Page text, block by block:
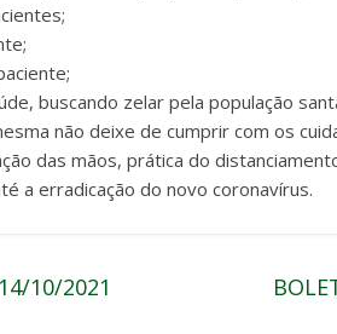
buscando zelar pela população
não deixe de cumprir com os
das mãos, prática do
a erradicação do novo coronavírus.
10/2021